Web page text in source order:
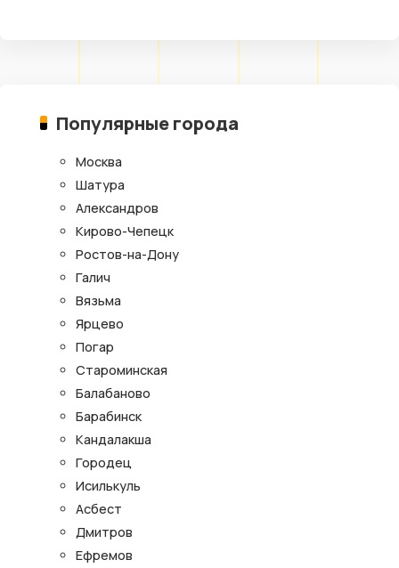
Популярные города
Москва
Шатура
Александров
Кирово-Чепецк
Ростов-на-Дону
Галич
Вязьма
Ярцево
Погар
Староминская
Балабаново
Барабинск
Кандалакша
Городец
Исилькуль
Асбест
Дмитров
Ефремов